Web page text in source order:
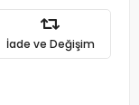
İade ve Değişim